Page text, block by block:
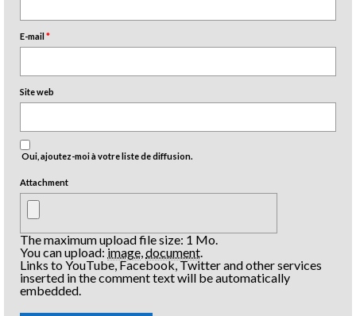
E-mail*
Site web
Oui, ajoutez-moi à votre liste de diffusion.
Attachment
The maximum upload file size: 1 Mo.
You can upload:image document
Links to YouTube, Facebook, Twitter and other services
inserted in the comment text will be automatically
embedded.